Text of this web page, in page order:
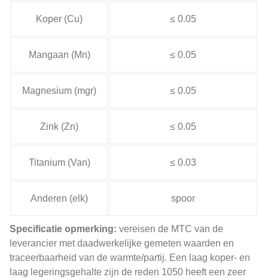
Koper (Cu) ≤ 0.05
Mangaan (Mn) ≤ 0.05
Magnesium (mgr) ≤ 0.05
Zink (Zn) ≤ 0.05
Titanium (Van) ≤ 0.03
Anderen (elk) spoor
Specificatie opmerking: vereisen de MTC van de
leverancier met daadwerkelijke gemeten waarden en
traceerbaarheid van de warmte/partij. Een laag koper- en
laag legeringsgehalte zijn de reden 1050 heeft een zeer